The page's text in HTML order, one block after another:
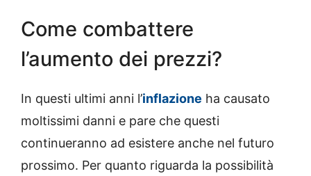
Come combattere
l’aumento dei prezzi?
In questi ultimi anni l’inflazione ha causato
moltissimi danni e pare che questi
continueranno ad esistere anche nel futuro
prossimo. Per quanto riguarda la possibilità